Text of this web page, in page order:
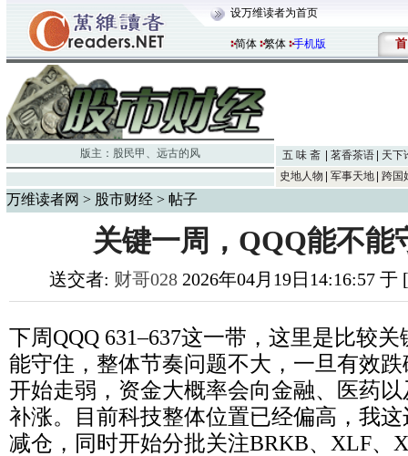
设万维读者为首页
简体 繁体 手机版 首
版主： 股民甲 、 远古的风 五 味 斋 茗香茶语
天下
史地人物
军事天地 跨国
万维读者网 > 股市财经 > 帖子
关键一周，QQQ能不能
送交者: 财哥028 2026年04月19日14:16:57
下周QQQ 631–637这一带，这里是比较
能守住，整体节奏问题不大，一旦有效
开始走弱，资金大概率会向金融、医药
补涨。目前科技整体位置已经偏高，我
减仓，同时开始分批关注BRKB、XLF、